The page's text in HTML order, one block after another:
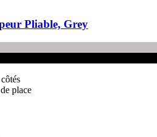
Pliable, Grey
place